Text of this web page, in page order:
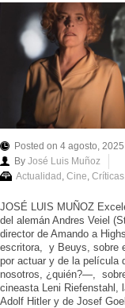
Posted on 4 agosto, 2025
By José Luis Muñoz
Actualidad, Cine, Críticas
JOSÉ LUIS MUÑOZ
del alemán Andres Veiel
director de Amando a
escritora, y Beuys, sobre
por actuar y de la película
nosotros, ¿quién?—,
cineasta Leni Riefenstahl,
Adolf Hitler y de Josef